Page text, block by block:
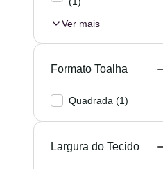
Ver mais
Formato Toalha
Quadrada (1)
Largura do Tecido